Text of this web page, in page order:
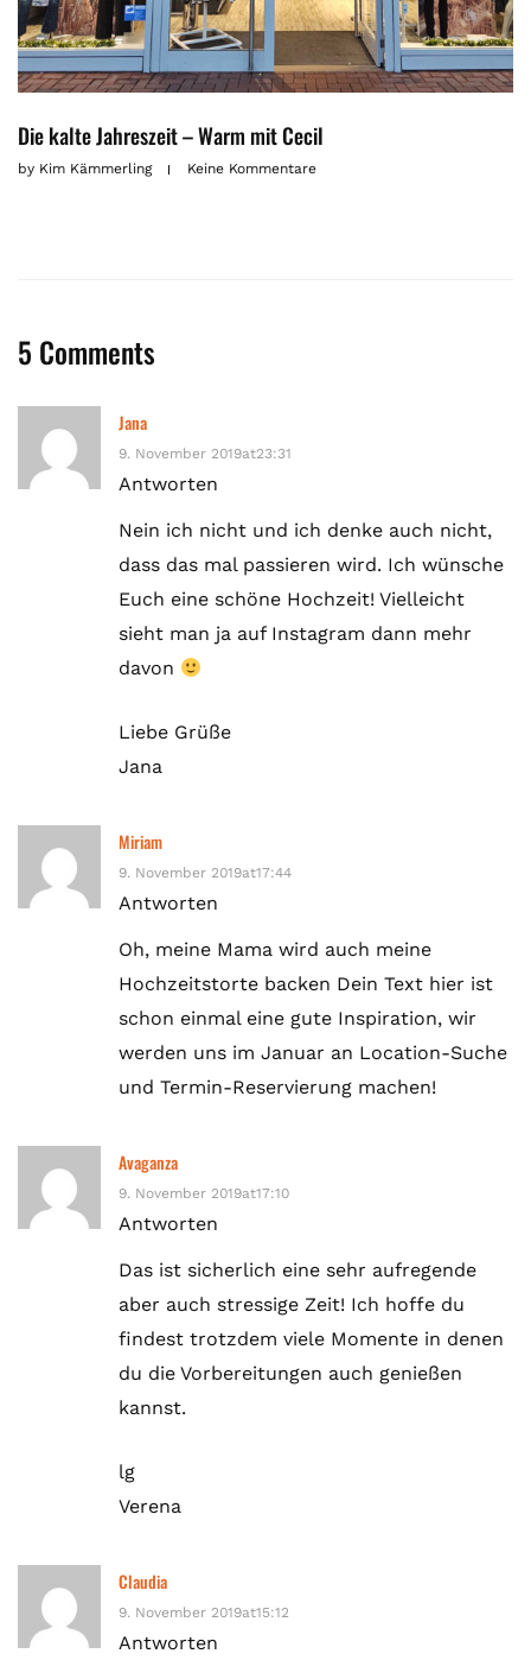
Die kalte Jahreszeit – Warm mit Cecil
by Kim Kämmerling Keine Kommentare
5 Comments
Jana
9. November 2019at23:31
Antworten
Nein ich nicht und ich denke auch nicht,
dass das mal passieren wird. Ich wünsche
Euch eine schöne Hochzeit! Vielleicht
sieht man ja auf Instagram dann mehr
davon
Liebe Grüße
Jana
Miriam
9. November 2019at17:44
Antworten
Oh, meine Mama wird auch meine
Hochzeitstorte backen Dein Text hier ist
schon einmal eine gute Inspiration, wir
werden uns im Januar an Location-Suche
und Termin-Reservierung machen!
Avaganza
9. November 2019at17:10
Antworten
Das ist sicherlich eine sehr aufregende
aber auch stressige Zeit! Ich hoffe du
findest trotzdem viele Momente in denen
du die Vorbereitungen auch genießen
kannst.
lg
Verena
Claudia
9. November 2019at15:12
Antworten